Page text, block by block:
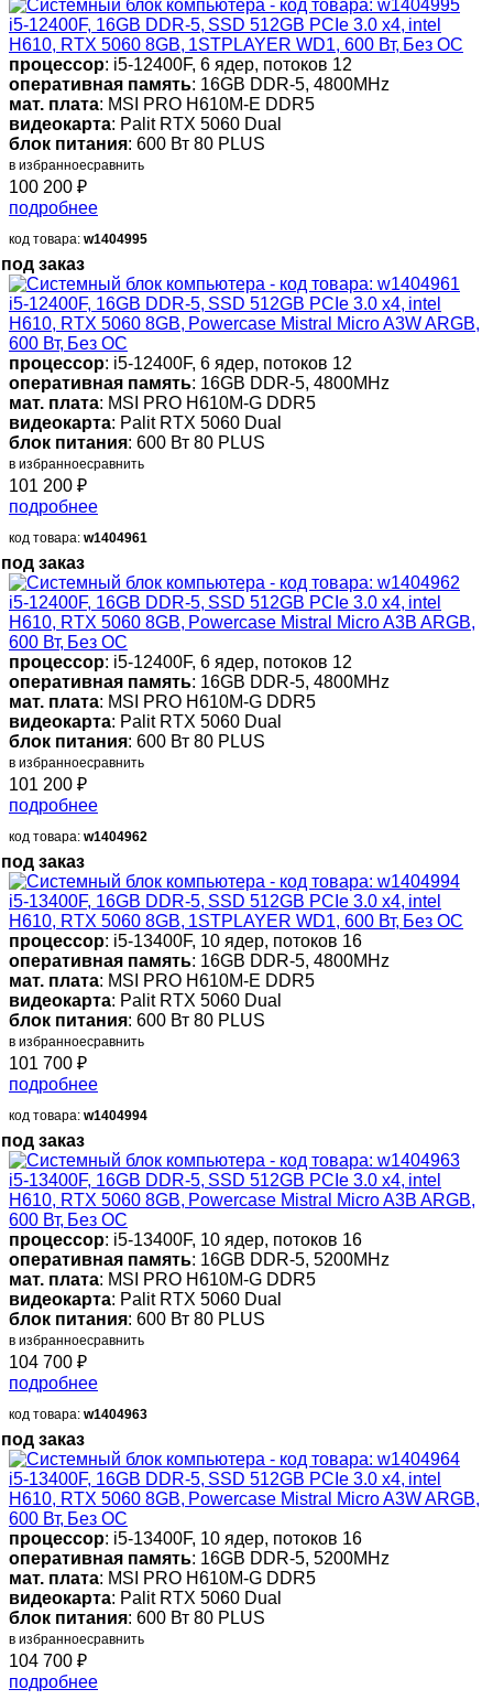
i5-12400F, 16GB DDR-5, SSD 512GB PCIe 3.0 x4, intel
H610, RTX 5060 8GB, 1STPLAYER WD1, 600 Вт, Без ОС
процессор: i5-12400F, 6 ядер, потоков 12
оперативная память: 16GB DDR-5, 4800MHz
мат. плата: MSI PRO H610M-E DDR5
видеокарта: Palit RTX 5060 Dual
блок питания: 600 Вт 80 PLUS
в избранноесравнить
100 200 ₽
подробнее
код товара: w1404995
под заказ
i5-12400F, 16GB DDR-5, SSD 512GB PCIe 3.0 x4, intel
H610, RTX 5060 8GB, Powercase Mistral Micro A3W ARGB,
600 Вт, Без ОС
процессор: i5-12400F, 6 ядер, потоков 12
оперативная память: 16GB DDR-5, 4800MHz
мат. плата: MSI PRO H610M-G DDR5
видеокарта: Palit RTX 5060 Dual
блок питания: 600 Вт 80 PLUS
в избранноесравнить
101 200 ₽
подробнее
код товара: w1404961
под заказ
i5-12400F, 16GB DDR-5, SSD 512GB PCIe 3.0 x4, intel
H610, RTX 5060 8GB, Powercase Mistral Micro A3B ARGB,
600 Вт, Без ОС
процессор: i5-12400F, 6 ядер, потоков 12
оперативная память: 16GB DDR-5, 4800MHz
мат. плата: MSI PRO H610M-G DDR5
видеокарта: Palit RTX 5060 Dual
блок питания: 600 Вт 80 PLUS
в избранноесравнить
101 200 ₽
подробнее
код товара: w1404962
под заказ
i5-13400F, 16GB DDR-5, SSD 512GB PCIe 3.0 x4, intel
H610, RTX 5060 8GB, 1STPLAYER WD1, 600 Вт, Без ОС
процессор: i5-13400F, 10 ядер, потоков 16
оперативная память: 16GB DDR-5, 4800MHz
мат. плата: MSI PRO H610M-E DDR5
видеокарта: Palit RTX 5060 Dual
блок питания: 600 Вт 80 PLUS
в избранноесравнить
101 700 ₽
подробнее
код товара: w1404994
под заказ
i5-13400F, 16GB DDR-5, SSD 512GB PCIe 3.0 x4, intel
H610, RTX 5060 8GB, Powercase Mistral Micro A3B ARGB,
600 Вт, Без ОС
процессор: i5-13400F, 10 ядер, потоков 16
оперативная память: 16GB DDR-5, 5200MHz
мат. плата: MSI PRO H610M-G DDR5
видеокарта: Palit RTX 5060 Dual
блок питания: 600 Вт 80 PLUS
в избранноесравнить
104 700 ₽
подробнее
код товара: w1404963
под заказ
i5-13400F, 16GB DDR-5, SSD 512GB PCIe 3.0 x4, intel
H610, RTX 5060 8GB, Powercase Mistral Micro A3W ARGB,
600 Вт, Без ОС
процессор: i5-13400F, 10 ядер, потоков 16
оперативная память: 16GB DDR-5, 5200MHz
мат. плата: MSI PRO H610M-G DDR5
видеокарта: Palit RTX 5060 Dual
блок питания: 600 Вт 80 PLUS
в избранноесравнить
104 700 ₽
подробнее